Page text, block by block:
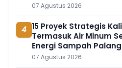
07 Agustus 2026
4 15 Proyek Strategis
Termasuk Air Minum
Energi Sampah
07 Agustus 2026